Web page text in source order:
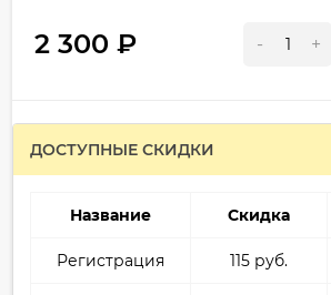
2 300 ₽ - +
ДОСТУПНЫЕ СКИДКИ
Название Скидка
Регистрация 115 руб.